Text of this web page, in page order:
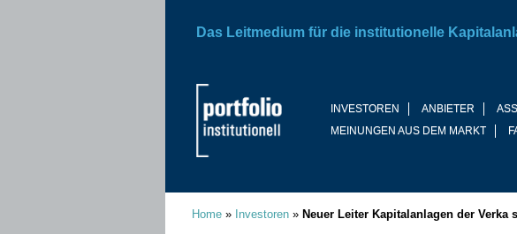
INVESTOREN ANBIETER
MEINUNGEN AUS DEM MARKT
Das Leitmedium für die institutionelle
Home » Investoren » Neuer Leiter Kapitalanlagen der Verka